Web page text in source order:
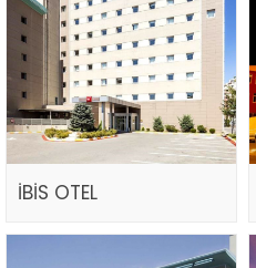
İBİS OTEL